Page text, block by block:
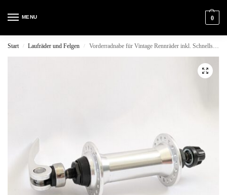
MENU 0
Start / Laufräder und Felgen / Vorderradnabe für Vintage Rennräder inkl. Schnellspanner